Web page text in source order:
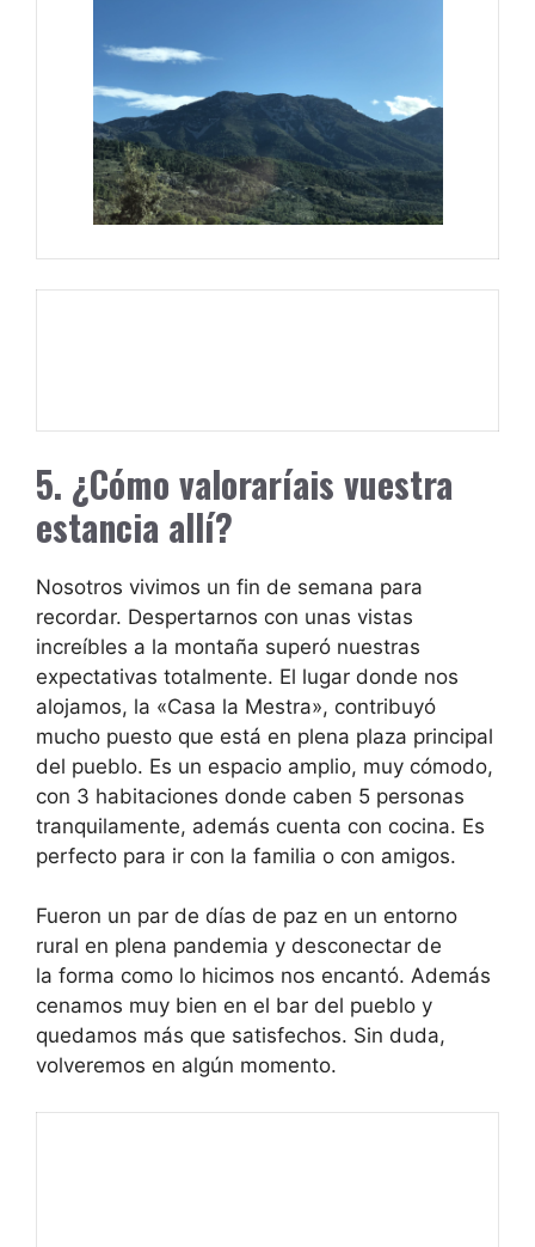
5. ¿Cómo valoraríais vuestra
estancia allí?
Nosotros vivimos un fin de semana para
recordar. Despertarnos con unas vistas
increíbles a la montaña superó nuestras
expectativas totalmente. El lugar donde nos
alojamos, la «Casa la Mestra», contribuyó
mucho puesto que está en plena plaza principal
del pueblo. Es un espacio amplio, muy cómodo,
con 3 habitaciones donde caben 5 personas
tranquilamente, además cuenta con cocina. Es
perfecto para ir con la familia o con amigos.
Fueron un par de días de paz en un entorno
rural en plena pandemia y desconectar de
la forma como lo hicimos nos encantó. Además
cenamos muy bien en el bar del pueblo y
quedamos más que satisfechos. Sin duda,
volveremos en algún momento.